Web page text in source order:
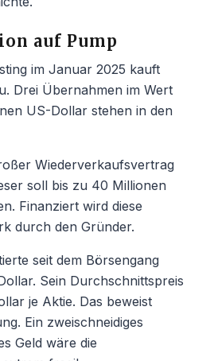
auf Pump
im Januar 2025 kauft
Drei Übernahmen im Wert
US-Dollar stehen in den
Wiederverkaufsvertrag
soll bis zu 40 Millionen
Finanziert wird diese
durch den Gründer.
seit dem Börsengang
Sein Durchschnittspreis
je Aktie. Das beweist
Ein zweischneidiges
Geld wäre die